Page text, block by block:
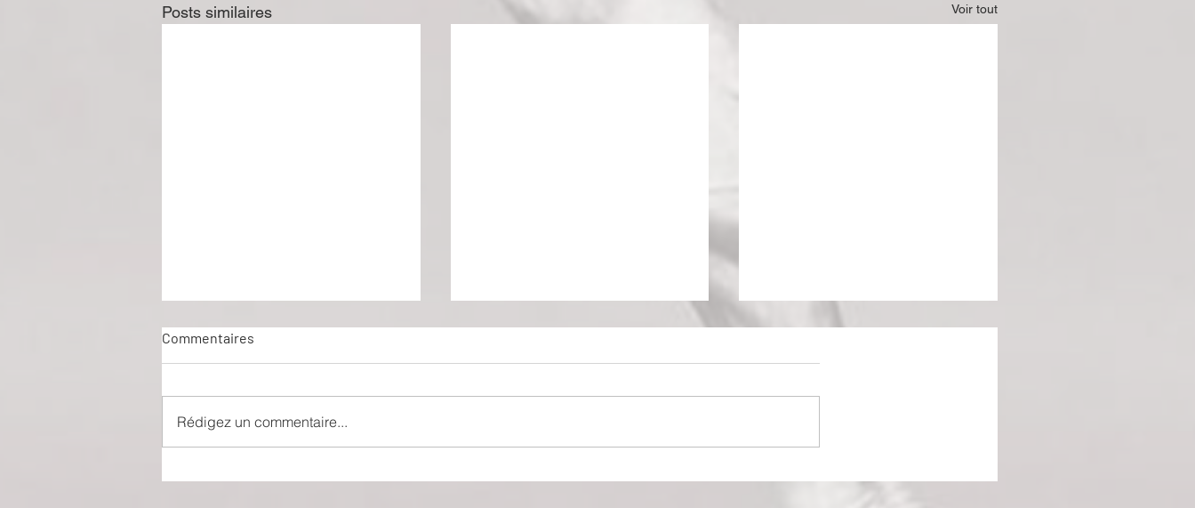
Posts similaires Voir tout
Théâtre-Musée Dalí : entrer
Nuit d’ivresse : Julie Ferrier
Le Ring de Katharsy : Une
Commentaires
Rédigez un commentaire...